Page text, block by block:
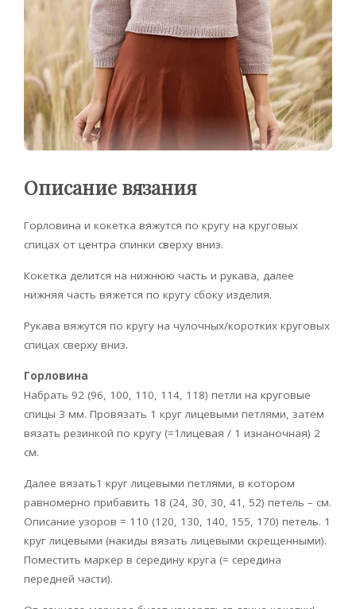
Описание вязания
Горловина и кокетка вяжутся по кругу на круговых
спицах от центра спинки сверху вниз.
Кокетка делится на нижнюю часть и рукава, далее
нижняя часть вяжется по кругу сбоку изделия.
Рукава вяжутся по кругу на чулочных/коротких круговых
спицах сверху вниз.
Горловина
Набрать 92 (96, 100, 110, 114, 118) петли на круговые
спицы 3 мм. Провязать 1 круг лицевыми петлями, затем
вязать резинкой по кругу (=1лицевая / 1 изнаночная) 2
см.
Далее вязать1 круг лицевыми петлями, в котором
равномерно прибавить 18 (24, 30, 30, 41, 52) петель – см.
Описание узоров = 110 (120, 130, 140, 155, 170) петель. 1
круг лицевыми (накиды вязать лицевыми скрещенными).
Поместить маркер в середину круга (= середина
передней части).